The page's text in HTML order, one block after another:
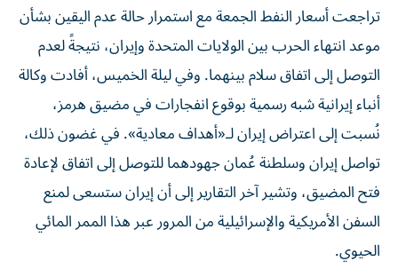
تراجعت أسعار النفط الجمعة مع استمرار حالة عدم اليقين بشأن
موعد انتهاء الحرب بين الولايات المتحدة وإيران، نتيجةً لعدم
التوصل إلى اتفاق سلام بينهما. وفي ليلة الخميس، أفادت وكالة
أنباء إيرانية شبه رسمية بوقوع انفجارات في مضيق هرمز،
نُسبت إلى اعتراض إيران لـ«أهداف معادية». في غضون ذلك،
تواصل إيران وسلطنة عُمان جهودهما للتوصل إلى اتفاق لإعادة
فتح المضيق، وتشير آخر التقارير إلى أن إيران ستسعى لمنع
السفن الأمريكية والإسرائيلية من المرور عبر هذا الممر المائي
الحيوي.